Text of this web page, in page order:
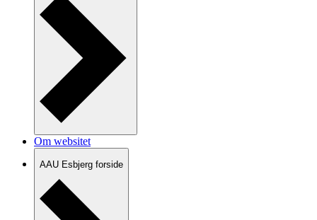
Om websitet
AAU Esbjerg forside